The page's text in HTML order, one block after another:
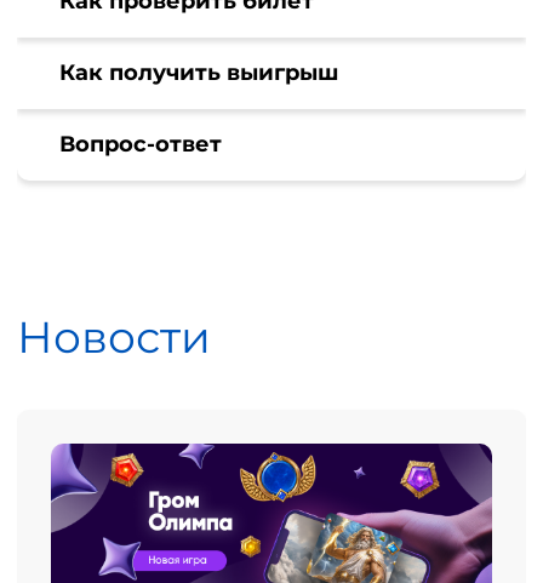
Как получить выигрыш
Вопрос-ответ
Новости